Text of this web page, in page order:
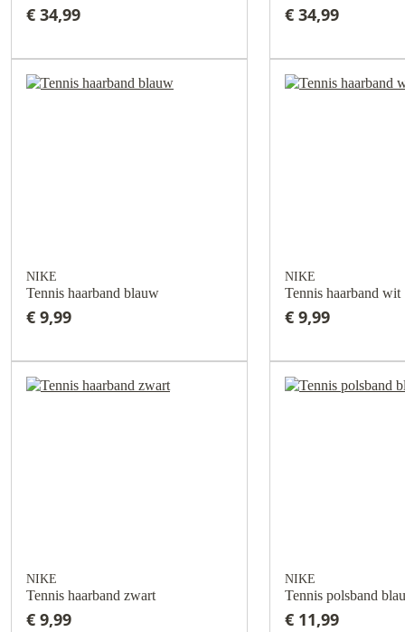
€ 34,99 € 34,99
NIKE
Tennis haarband blauw
€ 9,99
NIKE
Tennis haarband wit
€ 9,99
NIKE
Tennis haarband zwart
€ 9,99
NIKE
Tennis polsband
€ 11,99